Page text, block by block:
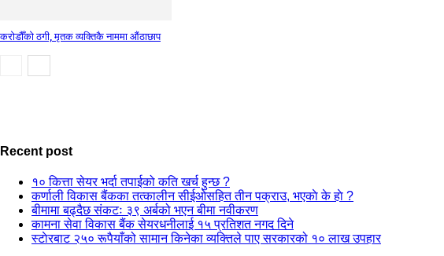
करोडौँको ठगी, मृतक व्यक्तिकै नाममा औंठाछाप
Recent post
१० कित्ता सेयर भर्दा तपाईको कति खर्च हुन्छ ?
कर्णाली विकास बैंकका तत्कालीन सीईओसहित तीन पक्राउ, भएकाे के हाे ?
बीमामा बढ्दैछ संकटः ३९ अर्बको भएन बीमा नवीकरण
कामना सेवा विकास बैंक सेयरधनीलाई १५ प्रतिशत नगद दिने
स्टाेरबाट २५० रूपैयाँको सामान किनेका व्यक्तिले पाए सरकारको १० लाख उपहार